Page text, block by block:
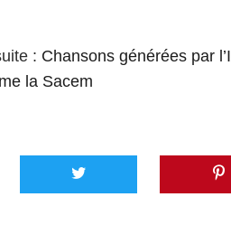
: Chansons générées par
la Sacem